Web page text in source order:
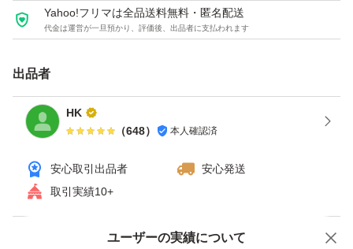
Yahoo!フリマは全品送料無料・匿名配送
代金は運営が一旦預かり、評価後、出品者に支払われます
出品者
HK
（648） 本人確認済
安心取引出品者
安心発送
取引実績10+
ユーザーの実績について
価格の相談 商品への質問